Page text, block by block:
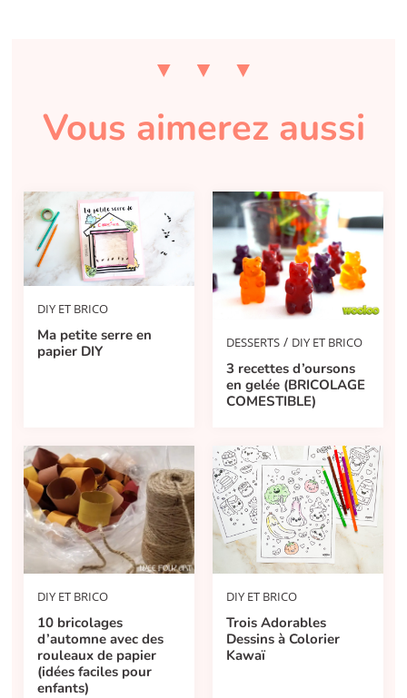
Vous aimerez aussi
DIY ET BRICO
Ma petite serre en
papier DIY
DESSERTS / DIY ET BRICO
3 recettes d’oursons
en gelée (BRICOLAGE
COMESTIBLE)
DIY ET BRICO
10 bricolages
d’automne avec des
rouleaux de papier
(idées faciles pour
enfants)
DIY ET BRICO
Trois Adorables
Dessins à Colorier
Kawaï